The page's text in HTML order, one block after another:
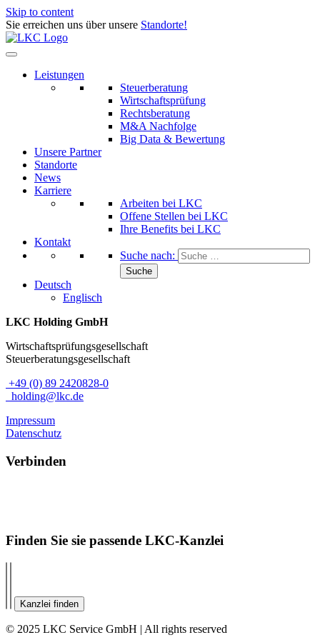
Skip to content
Sie erreichen uns über unsere Standorte!
Leistungen
Steuerberatung
Wirtschaftsprüfung
Rechtsberatung
M&A Nachfolge
Big Data & Bewertung
Unsere Partner
Standorte
News
Karriere
Arbeiten bei LKC
Offene Stellen bei LKC
Ihre Benefits bei LKC
Kontakt
Suche nach:
Deutsch
Englisch
LKC Holding GmbH
Wirtschaftsprüfungsgesellschaft
Steuerberatungsgesellschaft
+49 (0) 89 2420828-0
holding@lkc.de
Impressum
Datenschutz
Verbinden
Finden Sie sie passende LKC-Kanzlei
Kanzlei finden
© 2025 LKC Service GmbH | All rights reserved